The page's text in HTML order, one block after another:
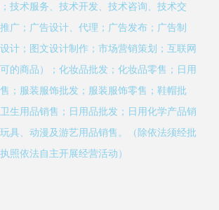
技术服务、技术开发、技术咨询、技术交
广；广告设计、代理；广告发布；广告制
计；图文设计制作；市场营销策划；互联网
的商品）；化妆品批发；化妆品零售；日用
；服装服饰批发；服装服饰零售；鞋帽批
生用品销售；日用品批发；日用化学产品销
具、动漫及游艺用品销售。（除依法须经批
照依法自主开展经营活动）